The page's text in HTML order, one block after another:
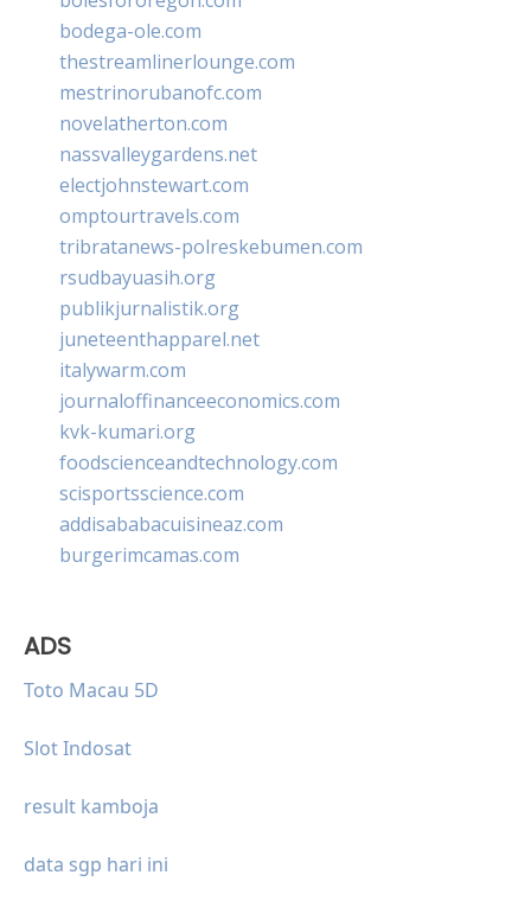
bodega-ole.com
thestreamlinerlounge.com
mestrinorubanofc.com
novelatherton.com
nassvalleygardens.net
electjohnstewart.com
omptourtravels.com
tribratanews-polreskebumen.com
rsudbayuasih.org
publikjurnalistik.org
juneteenthapparel.net
italywarm.com
journaloffinanceeconomics.com
kvk-kumari.org
foodscienceandtechnology.com
scisportsscience.com
addisababacuisineaz.com
burgerimcamas.com
ADS
Toto Macau 5D
Slot Indosat
result kamboja
data sgp hari ini